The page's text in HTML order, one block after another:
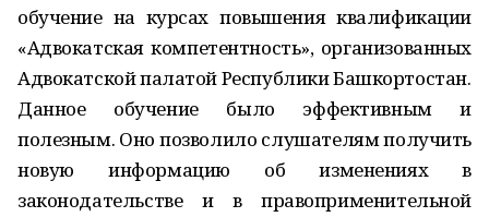
обучение на курсах повышения квалификации
«Адвокатская компетентность», организованных
Адвокатской палатой Республики Башкортостан.
Данное обучение было эффективным и
полезным. Оно позволило слушателям получить
новую информацию об изменениях в
законодательстве и в правоприменительной